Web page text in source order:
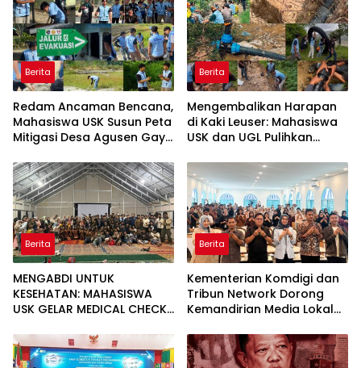
Berita
Redam Ancaman Bencana,
Mahasiswa USK Susun Peta
Mitigasi Desa Agusen Gayo
Berita
Mengembalikan Harapan
di Kaki Leuser: Mahasiswa
USK dan UGL Pulihkan
Agusen
Berita
MENGABDI UNTUK
KESEHATAN: MAHASISWA
USK GELAR MEDICAL CHECK
DESA AGUSEN
Berita
Kementerian Komdigi dan
Tribun Network Dorong
Kemandirian Media Lokal
Aceh